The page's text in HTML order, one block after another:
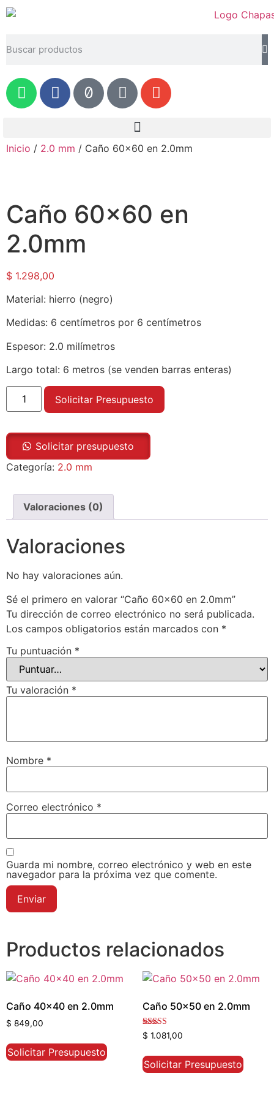
Inicio / 2.0 mm / Caño 60×60 en 2.0mm
Caño 60×60 en
2.0mm
$ 1.298,00
Material: hierro (negro)
Medidas: 6 centímetros por 6 centímetros
Espesor: 2.0 milímetros
Largo total: 6 metros (se venden barras enteras)
Solicitar Presupuesto
Solicitar presupuesto
Categoría: 2.0 mm
Valoraciones (0)
Valoraciones
No hay valoraciones aún.
Sé el primero en valorar “Caño 60×60 en 2.0mm”
Tu dirección de correo electrónico no será publicada.
Los campos obligatorios están marcados con *
Tu puntuación *
Tu valoración *
Nombre *
Correo electrónico *
Guarda mi nombre, correo electrónico y web en este
navegador para la próxima vez que comente.
Productos relacionados
Caño 40×40 en 2.0mm
$ 849,00
Solicitar Presupuesto
Caño 50×50 en 2.0mm
Valorado con
5.00
$ 1.081,00
Solicitar Presupuesto